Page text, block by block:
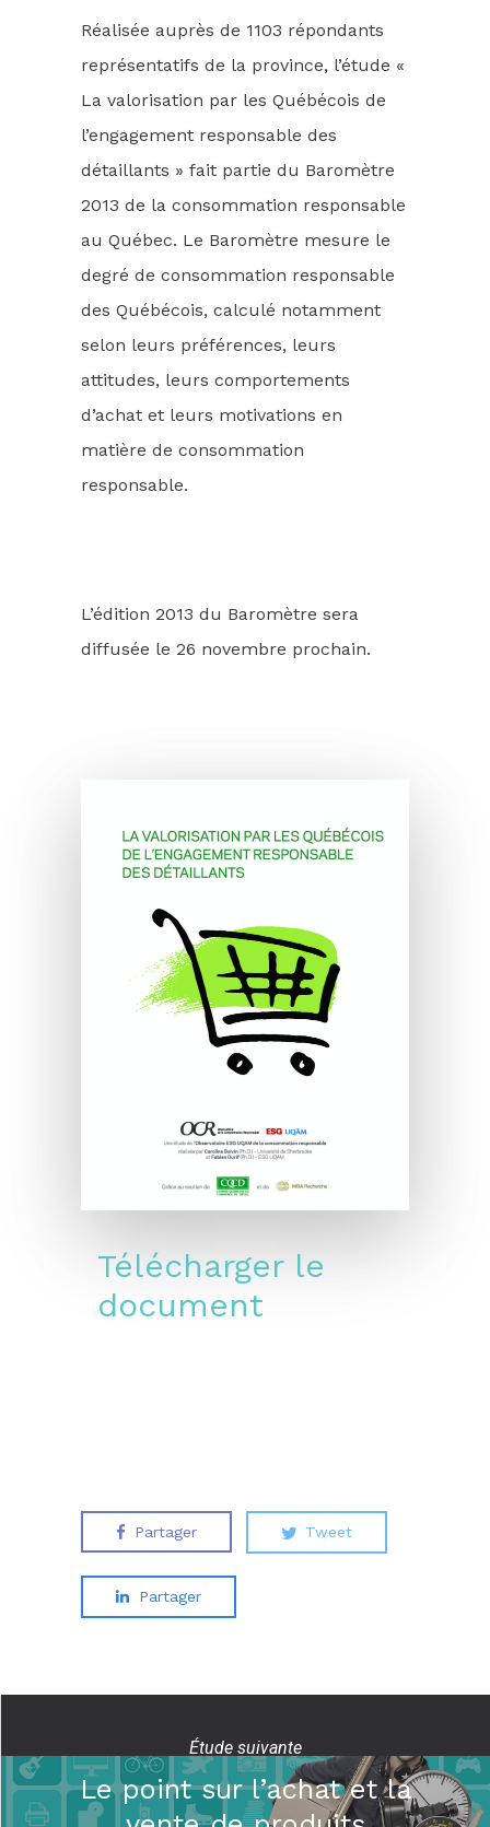
Réalisée auprès de 1103 répondants
représentatifs de la province, l’étude «
La valorisation par les Québécois de
l’engagement responsable des
détaillants » fait partie du Baromètre
2013 de la consommation responsable
au Québec. Le Baromètre mesure le
degré de consommation responsable
des Québécois, calculé notamment
selon leurs préférences, leurs
attitudes, leurs comportements
d’achat et leurs motivations en
matière de consommation
responsable.
L’édition 2013 du Baromètre sera
diffusée le 26 novembre prochain.
Télécharger le
document
Partager Tweet
Partager
Étude suivante
Le point sur l’achat et la